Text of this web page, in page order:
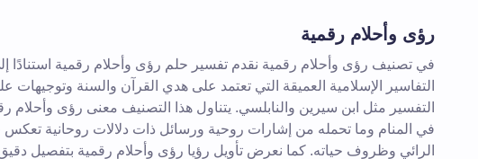
رؤى وأحلام رقمية
في تصنيف رؤى وأحلام رقمية نقدم تفسير حلم رؤى وأحلام رقمية استنادًا
التفاسير الإسلامية العميقة التي تعتمد على هدي القرآن والسنة وتوجيهات
التفسير مثل ابن سيرين والنابلسي. يتناول هذا التصنيف معنى رؤى وأحلام
في المنام وما تحمله من إشارات روحية ورسائل ذات دلالات روحانية
الرائي وظروف حياته. كما نعرض تأويل رؤيا رؤى وأحلام رقمية بتفصيل